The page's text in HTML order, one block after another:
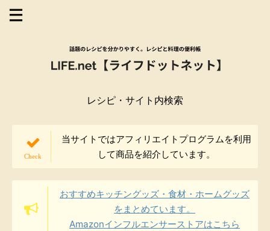
レシピ・サイト内検索
当サイトではアフィリエイトプログラムを利用
して商品を紹介しています。
おすすめキッチングッズ・食材・ホームグッズ
をまとめています。
Amazonインフルエンサーストアはこちら